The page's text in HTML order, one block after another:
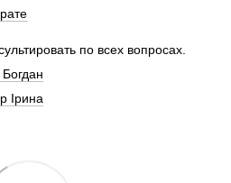
по всех вопросах.
Ірина